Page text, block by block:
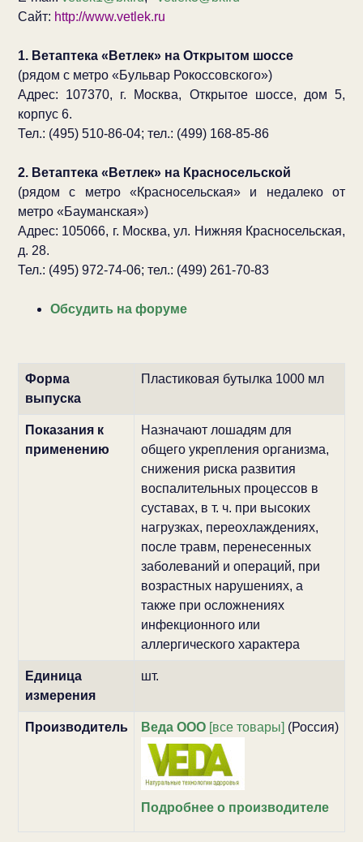
Сайт: http://www.vetlek.ru
1. Ветаптека «Ветлек» на Открытом шоссе
(рядом с метро «Бульвар Рокоссовского»)
Адрес: 107370, г. Москва, Открытое шоссе, дом 5,
корпус 6.
Тел.: (495) 510-86-04; тел.: (499) 168-85-86
2. Ветаптека «Ветлек» на Красносельской
(рядом с метро «Красносельская» и недалеко от
метро «Бауманская»)
Адрес: 105066, г. Москва, ул. Нижняя Красносельская,
д. 28.
Тел.: (495) 972-74-06; тел.: (499) 261-70-83
Обсудить на форуме
Форма
выпуска
Пластиковая бутылка 1000 мл
Показания к
применению
Назначают лошадям для
общего укрепления организма,
снижения риска развития
воспалительных процессов в
суставах, в т. ч. при высоких
нагрузках, переохлаждениях,
после травм, перенесенных
заболеваний и операций, при
возрастных нарушениях, а
также при осложнениях
инфекционного или
аллергического характера
Единица
измерения
шт.
Производитель Веда ООО[все товары] (Россия)
Подробнее о производителе